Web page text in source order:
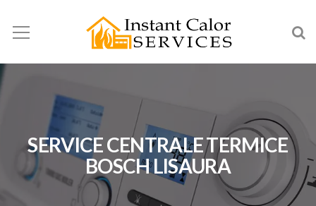
SERVICE CENTRALE TERMICE
BOSCH LISAURA